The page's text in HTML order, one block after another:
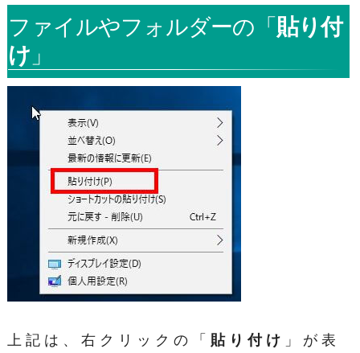
ファイルやフォルダーの「 貼り付
け 」
上記は、右クリックの「 貼り付け 」が表